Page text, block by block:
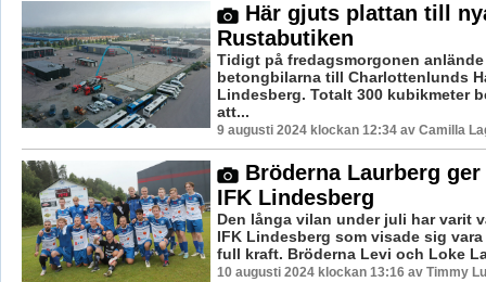
Här gjuts plattan till
Rustabutiken
Tidigt på fredagsmorgonen
betongbilarna till Charlottenlunds
Lindesberg. Totalt 300 kubikmeter
att...
9 augusti 2024 klockan 12:34 av Camilla
Bröderna Laurberg
IFK Lindesberg
Den långa vilan under juli har varit
IFK Lindesberg som visade sig
full kraft. Bröderna Levi och Loke
10 augusti 2024 klockan 13:16 av Timmy